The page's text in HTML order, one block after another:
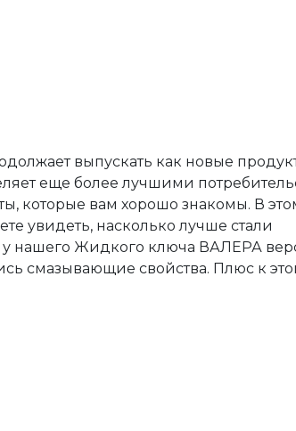
выпускать как новые
еще более лучшими
которые вам хорошо знакомы. В
увидеть, насколько лучше стали
нашего Жидкого ключа ВАЛЕРА
смазывающие свойства. Плюс к